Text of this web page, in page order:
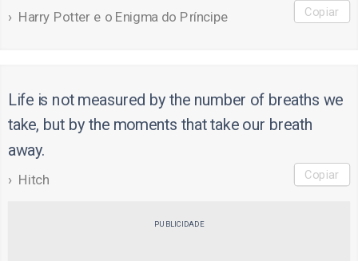
Harry Potter e o Enigma do Príncipe Copiar
Life is not measured by the number of breaths we
take, but by the moments that take our breath
away.
Hitch Copiar
PUBLICIDADE